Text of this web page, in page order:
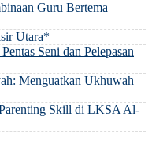
Guru Bertema
Utara*
Seni dan Pelepasan
Menguatkan Ukhuwah
Skill di LKSA Al-